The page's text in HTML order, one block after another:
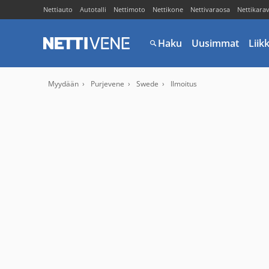
Nettiauto Autotalli Nettimoto Nettikone Nettivaraosa
Haku Uusimmat
Myydään Purjevene Swede Ilmoitus